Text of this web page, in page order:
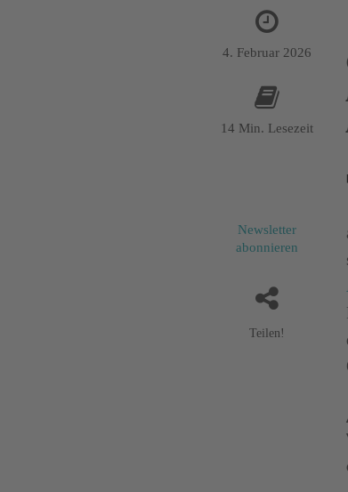
4. Februar 2026
14 Min. Lesezeit
Newsletter
abonnieren
Teilen!